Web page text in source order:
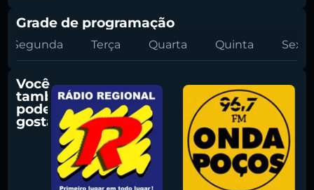
Grade de programação
Segunda Terça Quarta Quinta Sexta
Você
também
pode
gostar